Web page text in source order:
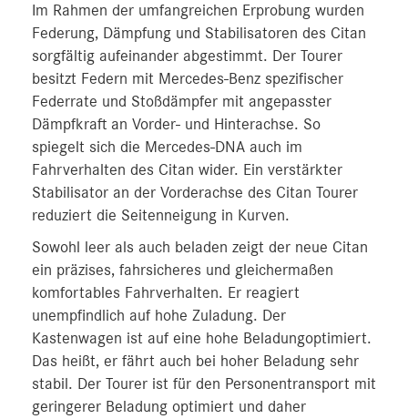
Im Rahmen der umfangreichen Erprobung wurden
Federung, Dämpfung und Stabilisatoren des Citan
sorgfältig aufeinander abgestimmt. Der Tourer
besitzt Federn mit Mercedes-Benz spezifischer
Federrate und Stoßdämpfer mit angepasster
Dämpfkraft an Vorder- und Hinterachse. So
spiegelt sich die Mercedes-DNA auch im
Fahrverhalten des Citan wider. Ein verstärkter
Stabilisator an der Vorderachse des Citan Tourer
reduziert die Seitenneigung in Kurven.
Sowohl leer als auch beladen zeigt der neue Citan
ein präzises, fahrsicheres und gleichermaßen
komfortables Fahrverhalten. Er reagiert
unempfindlich auf hohe Zuladung. Der
Kastenwagen ist auf eine hohe Beladungoptimiert.
Das heißt, er fährt auch bei hoher Beladung sehr
stabil. Der Tourer ist für den Personentransport mit
geringerer Beladung optimiert und daher